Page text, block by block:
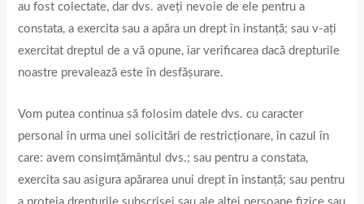
au fost colectate, dar dvs. aveți nevoie de ele pentru a
constata, a exercita sau a apăra un drept în instanță; sau v-ați
exercitat dreptul de a vă opune, iar verificarea dacă drepturile
noastre prevalează este în desfășurare.
Vom putea continua să folosim datele dvs. cu caracter
personal în urma unei solicitări de restricționare, în cazul în
care: avem consimțământul dvs.; sau pentru a constata,
exercita sau asigura apărarea unui drept în instanță; sau pentru